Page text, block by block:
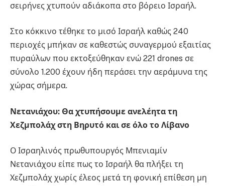
σειρήνες χτυπούν αδιάκοπα στο βόρειο Ισραήλ.
Στο κόκκινο τέθηκε το μισό Ισραήλ καθώς 240
περιοχές μπήκαν σε καθεστώς συναγερμού εξαιτίας
πυραύλων που εκτοξεύθηκαν ενώ 221 drones σε
σύνολο 1.200 έχουν ήδη περάσει την αεράμυνα της
χώρας σήμερα.
Νετανιάχου: Θα χτυπήσουμε ανελέητα τη
Χεζμπολάχ στη Βηρυτό και σε όλο το Λίβανο
Ο Ισραηλινός πρωθυπουργός Μπενιαμίν
Νετανιάχου είπε πως το Ισραήλ θα πλήξει τη
Χεζμπολάχ χωρίς έλεος μετά τη φονική επίθεση μη